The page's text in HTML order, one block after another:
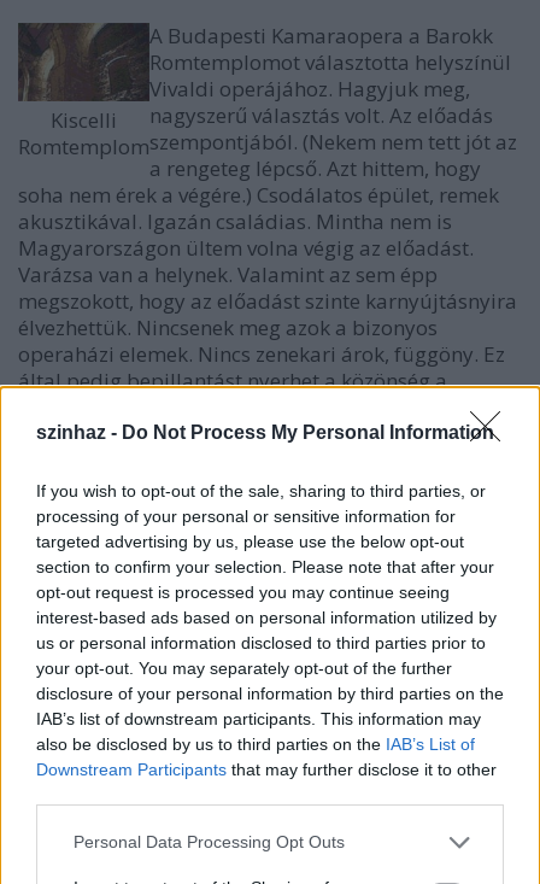
szinhaz - Do Not Process My Personal Information
If you wish to opt-out of the sale, sharing to third parties, or
processing of your personal or sensitive information for
targeted advertising by us, please use the below opt-out
section to confirm your selection. Please note that after your
opt-out request is processed you may continue seeing
interest-based ads based on personal information utilized by
us or personal information disclosed to third parties prior to
your opt-out. You may separately opt-out of the further
disclosure of your personal information by third parties on the
IAB’s list of downstream participants. This information may
also be disclosed by us to third parties on the IAB’s List of
Downstream Participants that may further disclose it to other
Please note that this website/app uses one or more Google
Personal Data Processing Opt Outs
Kiscelli
Romtemplom
A Budapesti Kamaraopera a Barokk
Romtemplomot választotta helyszínül
Vivaldi operájához. Hagyjuk meg,
nagyszerű választás volt. Az előadás
szempontjából. (Nekem nem tett jót az
a rengeteg lépcső. Azt hittem, hogy
soha nem érek a végére.) Csodálatos épület, remek
akusztikával. Igazán családias. Mintha nem is
Magyarországon ültem volna végig az előadást.
Varázsa van a helynek. Valamint az sem épp
megszokott, hogy az előadást szinte karnyújtásnyira
élvezhettük. Nincsenek meg azok a bizonyos
operaházi elemek. Nincs zenekari árok, függöny. Ez
által pedig bepillantást nyerhet a közönség a
zenekar munkájába is, valamint közelről élvezheti a
szereplők színészi játékát.
művészeti vezetője intézett pár gondolatot a
közönséghez az előadással kapcsolatban. Elmesélte,
hogy színpadi előadásban Budapesten most
láthatja először a közönség az operát. Köszönetet
mondott Németh Pálnak, hogy az operatöredéket
kiegészítette és gondozta. Jó látni, hogy ennyire
szívén viseli valaki a különlegesen ritka operák
bemutatását a magyar közönségnek.
Ami az előadás szereplőit illeti, értek meglepetések.
Első meglepetésnek megemlíteném Molnár Zsolt
alakítását. Épp egy nappal a Vivaldi opera előtt
hallottam és láttam őt Mozart : Figaro házassága c.
operájában, mint Figaro. Oronte szerepét énekelte